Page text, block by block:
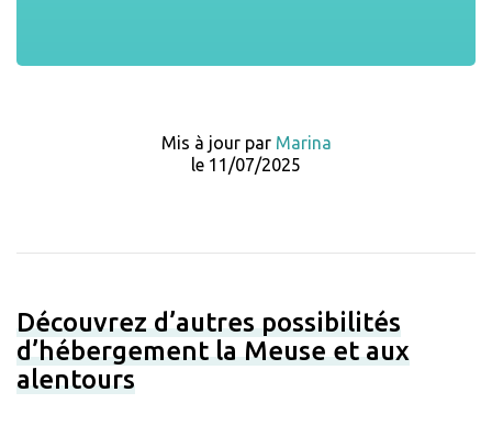
Mis à jour par Marina
le 11/07/2025
Découvrez d’autres possibilités
d’hébergement la Meuse et aux
alentours